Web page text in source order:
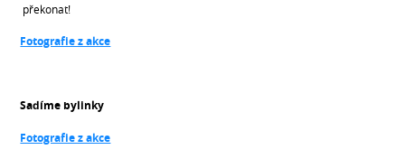
překonat!
Fotografie z akce
Sadíme bylinky
Fotografie z akce